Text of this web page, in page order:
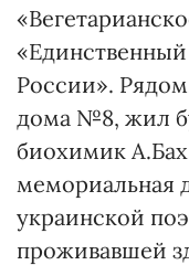
«Единственный
России».
дома №8, жил
биохимик
мемориальная
украинской
проживавшей